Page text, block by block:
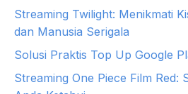
Streaming Twilight: Menikmati
dan Manusia Serigala
Solusi Praktis Top Up Google
Streaming One Piece Film Red: